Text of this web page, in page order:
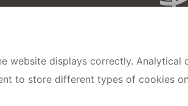
website displays correctly. Analytical
to store different types of cookies